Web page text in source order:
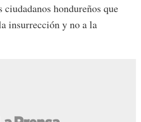
hondureños que
insurrección y no a la